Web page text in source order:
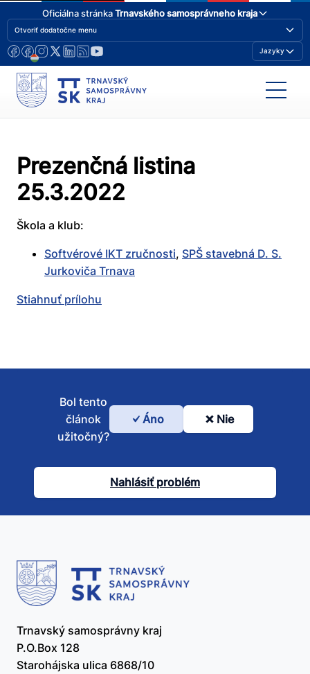
Oficiálna stránkaTrnavského samosprávneho kraja
Otvoriť dodatočne menu
Jazyky
Prezenčná listina
25.3.2022
Škola a klub:
Softvérové IKT zručnosti, SPŠ stavebná D. S.
Jurkoviča Trnava
Stiahnuť prílohu
Bol
článok
užitočný?
Bol tento
článok
užitočný?
Áno Nie
Nahlásiť problém
Trnavský samosprávny kraj
P.O.Box 128
Starohájska ulica 6868/10